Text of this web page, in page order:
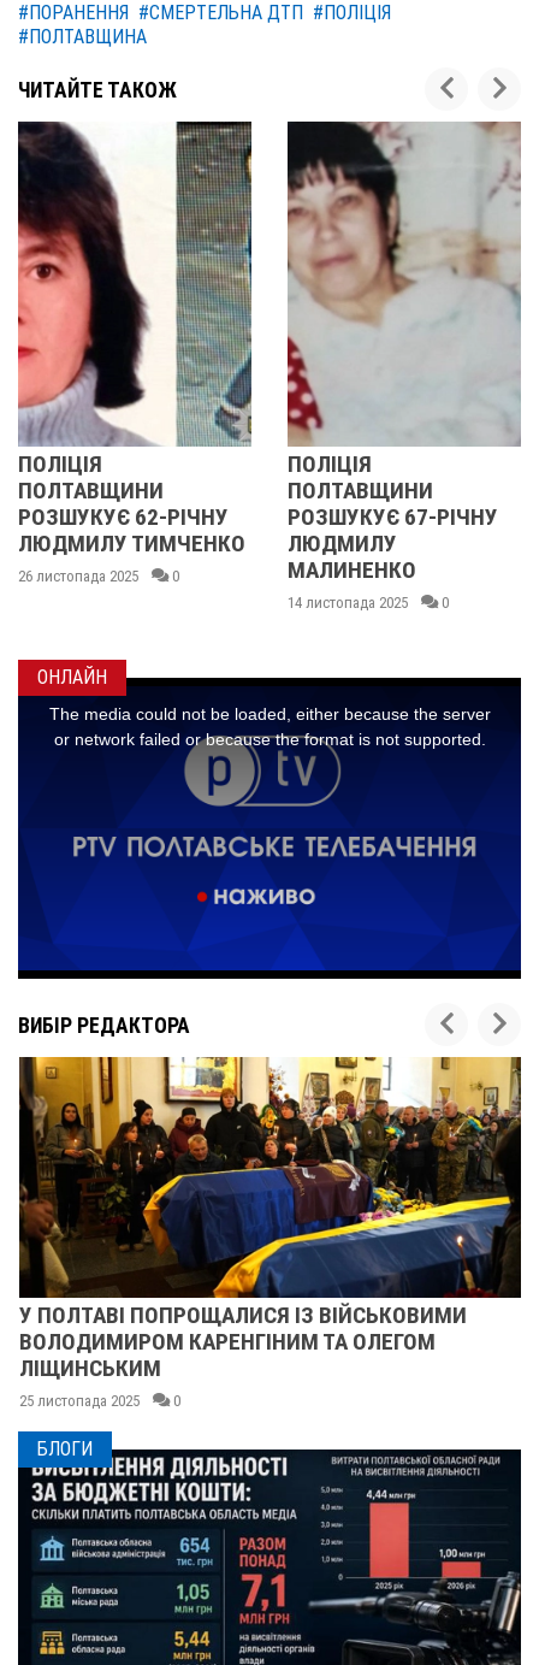
#ПОРАНЕННЯ #СМЕРТЕЛЬНА ДТП #ПОЛІЦІЯ
#ПОЛТАВЩИНА
ЧИТАЙТЕ ТАКОЖ
ПОЛІЦІЯ
ПОЛТАВЩИНИ
РОЗШУКУЄ 67-РІЧНУ
ЛЮДМИЛУ
МАЛИНЕНКО
У ПОЛТАВСЬКІЙ
ОБЛАСТІ
РОЗШУКУЮТЬ 62-
РІЧНУ ЗОЮ
14 листопада 2025
ОНЛАЙН
ВИБІР РЕДАКТОРА
У ПОЛТАВІ ПОПРОЩАЛИСЯ ІЗ ВІЙСЬКОВИМИ
ВОЛОДИМИРОМ КАРЕНГІНИМ ТА ОЛЕГОМ
ЛІЩИНСЬКИМ
25 листопада 2025 0
БЛОГИ